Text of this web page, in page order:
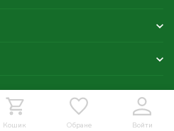
Кошик Обране Войти